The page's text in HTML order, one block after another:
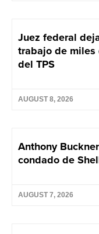
Juez federal
trabajo de miles
del TPS
AUGUST 8, 2026
Anthony
condado de
AUGUST 7, 2026